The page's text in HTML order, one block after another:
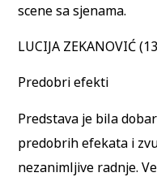
scene sa sjenama.
LUCIJA ZEKANOVIĆ
Predobri efekti
Predstava je bila
predobrih efekata i
nezanimljive radnje.